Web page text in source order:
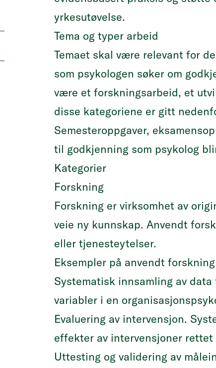
yrkesutøvelse.
Tema og typer arbeid
Temaet skal være relevant for
som psykologen søker om
være et forskningsarbeid, et
disse kategoriene er gitt
Semesteroppgaver,
til godkjenning som psykolog
Kategorier
Forskning
Forskning er virksomhet av
veie ny kunnskap. Anvendt
eller tjenesteytelser.
Eksempler på anvendt
Systematisk innsamling av
variabler i en
Evaluering av intervensjon.
effekter av intervensjoner
Uttesting og validering av